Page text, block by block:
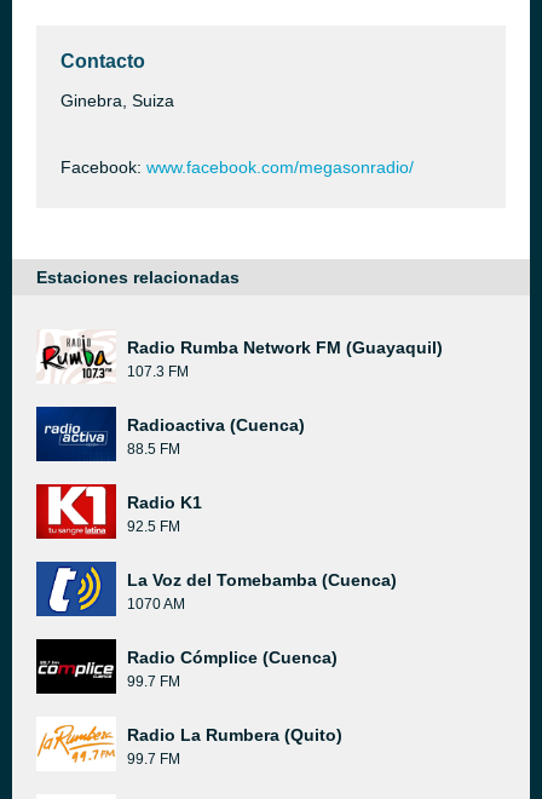
Contacto
Ginebra, Suiza
Facebook: www.facebook.com/megasonradio/
Estaciones relacionadas
Radio Rumba Network FM (Guayaquil)
107.3 FM
Radioactiva (Cuenca)
88.5 FM
Radio K1
92.5 FM
La Voz del Tomebamba (Cuenca)
1070 AM
Radio Cómplice (Cuenca)
99.7 FM
Radio La Rumbera (Quito)
99.7 FM